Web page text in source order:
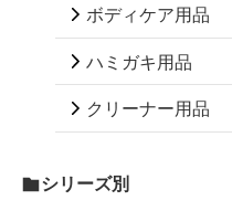
ボディケア用品
ハミガキ用品
クリーナー用品
シリーズ別